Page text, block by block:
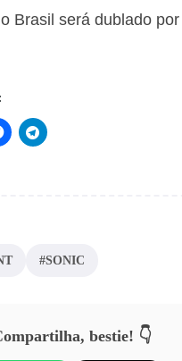
Brasil será dublado por
#SONIC
bestie! 👇